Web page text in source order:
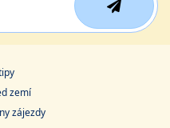
zemí
zájezdy